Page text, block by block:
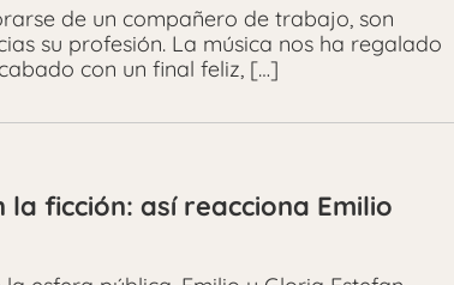
de un compañero de trabajo, son
su profesión. La música nos ha regalado
con un final feliz, […]
la ficción: así reacciona Emilio